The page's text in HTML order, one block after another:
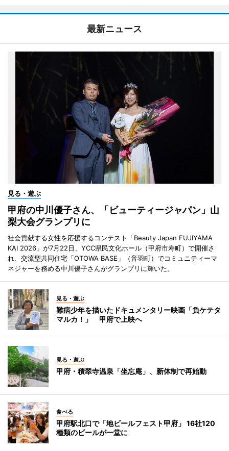
最新ニュース
見る・遊ぶ
甲府の中川優子さん、「ビューティージャパン」山
梨大会グランプリに
社会貢献する女性を応援するコンテスト「Beauty Japan FUJIYAMA
KAI 2026」が7月22日、YCC県民文化ホール（甲府市寿町）で開催さ
れ、交流型共同住宅「OTOWA BASE」（音羽町）でコミュニティーマ
ネジャーを務める中川優子さんがグランプリに輝いた。
見る・遊ぶ
難病少年を描いたドキュメンタリー映画「負ケテタ
マルカ！」 甲府で上映へ
見る・遊ぶ
甲府・積翠寺温泉「坐忘庵」、新体制で再始動
食べる
甲府駅北口で「地ビールフェスト甲府」 16社120
種類のビールが一堂に